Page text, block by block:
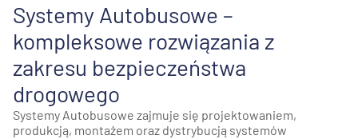
Systemy Autobusowe –
kompleksowe rozwiązania z
zakresu bezpieczeństwa
drogowego
Systemy Autobusowe zajmuje się projektowaniem,
produkcją, montażem oraz dystrybucją systemów